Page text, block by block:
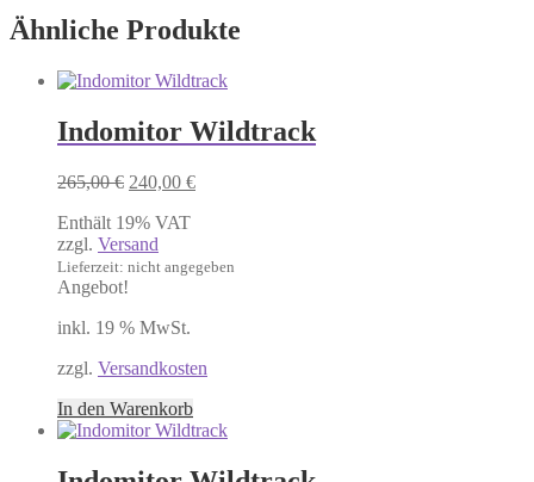
Ähnliche Produkte
Indomitor Wildtrack
265,00€ Ursprünglicher
war:
265,00 €
240,00 €Aktueller
Enthält 19% VAT
zzgl. Versand
Lieferzeit: nicht angegeben
Angebot!
inkl. 19 % MwSt.
zzgl. Versandkosten
In den Warenkorb